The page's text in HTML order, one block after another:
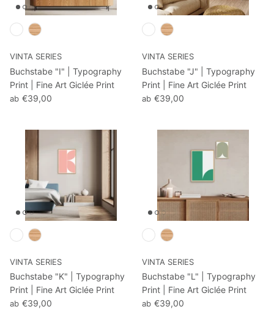
VINTA SERIES
Buchstabe "I" | Typography
Print | Fine Art Giclée Print
ab €39,00
VINTA SERIES
Buchstabe "J" | Typography
Print | Fine Art Giclée Print
ab €39,00
VINTA SERIES
Buchstabe "K" | Typography
Print | Fine Art Giclée Print
ab €39,00
VINTA SERIES
Buchstabe "L" | Typography
Print | Fine Art Giclée Print
ab €39,00